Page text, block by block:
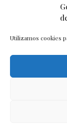
Utilizamos cookies